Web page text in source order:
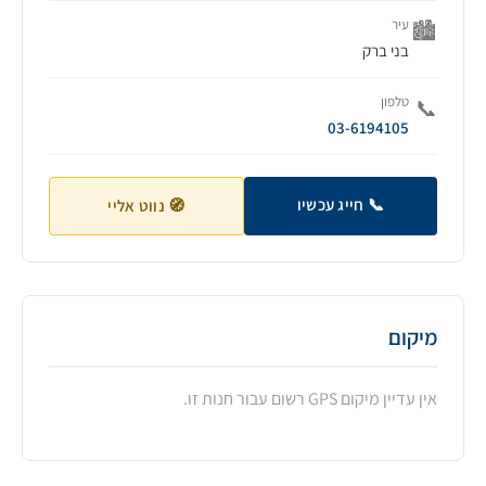
🏙️ עיר
בני ברק
📞 טלפון
03-6194105
📞 חייג עכשיו 🧭 נווט אליי
מיקום
אין עדיין מיקום GPS רשום עבור חנות זו.